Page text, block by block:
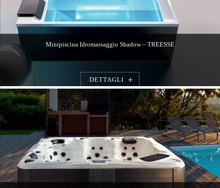
Minipiscina Idromassaggio Shadow – TREESSE
DETTAGLI